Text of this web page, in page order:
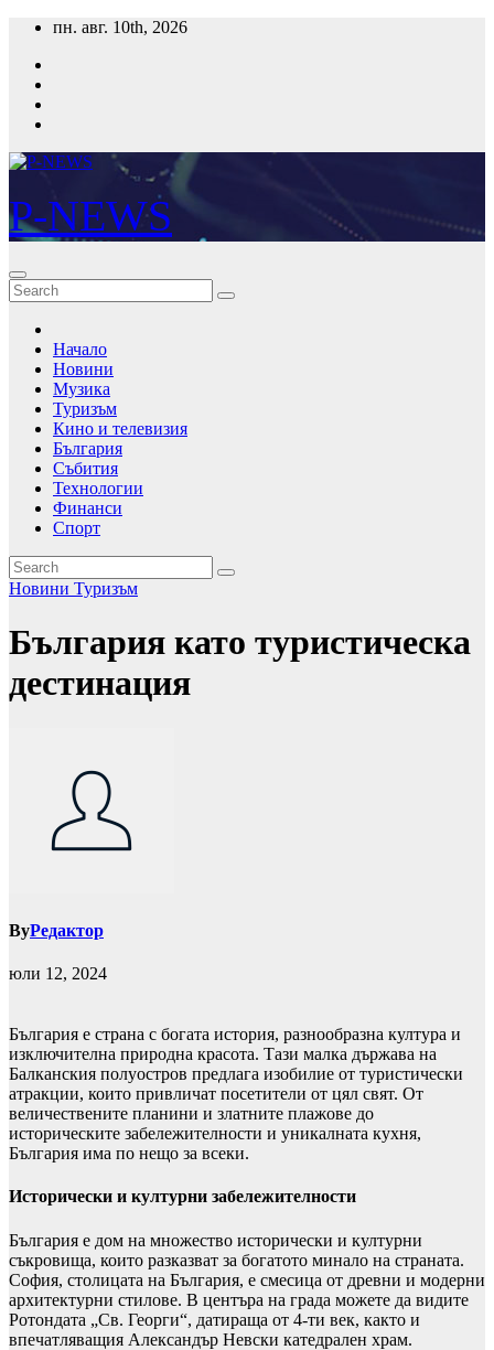
Skip
content
пн. авг. 10th, 2026
P-NEWS
Начало
Новини
Музика
Туризъм
Кино и телевизия
България
Събития
Технологии
Финанси
Спорт
Новини Туризъм
България като туристическа
дестинация
ByРедактор
юли 12, 2024
България е страна с богата история, разнообразна култура и
изключителна природна красота. Тази малка държава на
Балканския полуостров предлага изобилие от туристически
атракции, които привличат посетители от цял свят. От
величествените планини и златните плажове до
историческите забележителности и уникалната кухня,
България има по нещо за всеки.
Исторически и културни забележителности
България е дом на множество исторически и културни
съкровища, които разказват за богатото минало на страната.
София, столицата на България, е смесица от древни и модерни
архитектурни стилове. В центъра на града можете да видите
Ротондата „Св. Георги“, датираща от 4-ти век, както и
впечатляващия Александър Невски катедрален храм.